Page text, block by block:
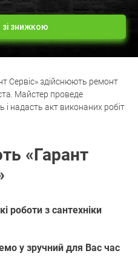
знижкою
Сервіс» здійснюють ремонт
Майстер проведе
і надасть акт виконаних робіт
«Гарант
роботи з сантехніки
у зручний для Вас час